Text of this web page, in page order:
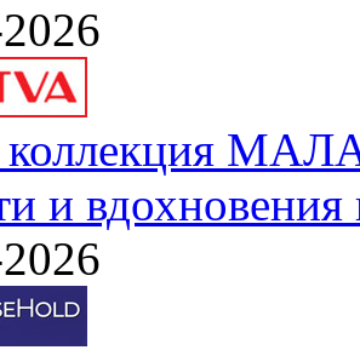
коллекция
и